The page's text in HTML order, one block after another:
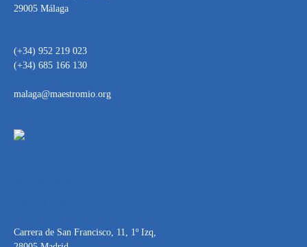
29005 Málaga
(+34) 952 219 023
(+34) 685 166 130
malaga@maestromio.org
Carrera de San Francisco, 11, 1º Izq,